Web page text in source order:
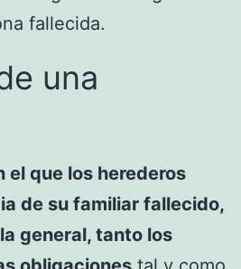
fallecida.
una
el que los herederos
de su familiar fallecido,
general, tanto los